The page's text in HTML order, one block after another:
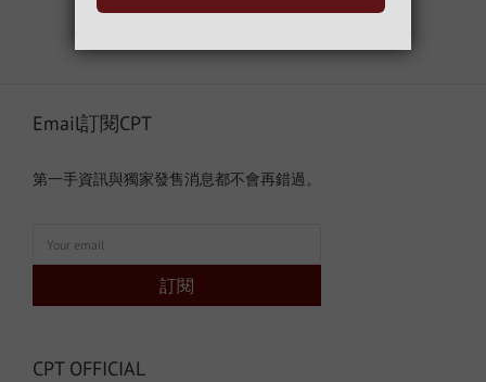
Email訂閱CPT
第一手資訊與獨家發售消息都不會再錯過。
訂閱
CPT OFFICIAL